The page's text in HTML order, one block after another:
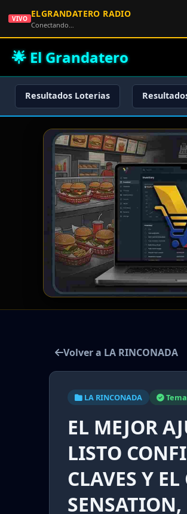
🌟 El Grandatero
Resultados Loterias
Volver a LA RINCONADA
LA RINCONADA
EL MEJOR
LISTO
CLAVES Y EL
VIVO ELGRANDATERO RADIO
Conectando…